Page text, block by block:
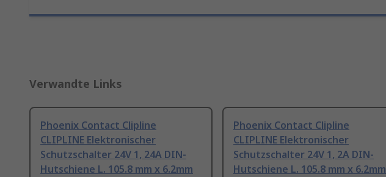
Verwandte Links
Phoenix Contact Clipline
CLIPLINE Elektronischer
Schutzschalter 24V 1, 24A DIN-
Hutschiene L. 105.8 mm x 6.2mm
Phoenix Contact Clipline
CLIPLINE Elektronischer
Schutzschalter 24V 1, 2A DIN-
Hutschiene L. 105.8 mm x 6.2mm